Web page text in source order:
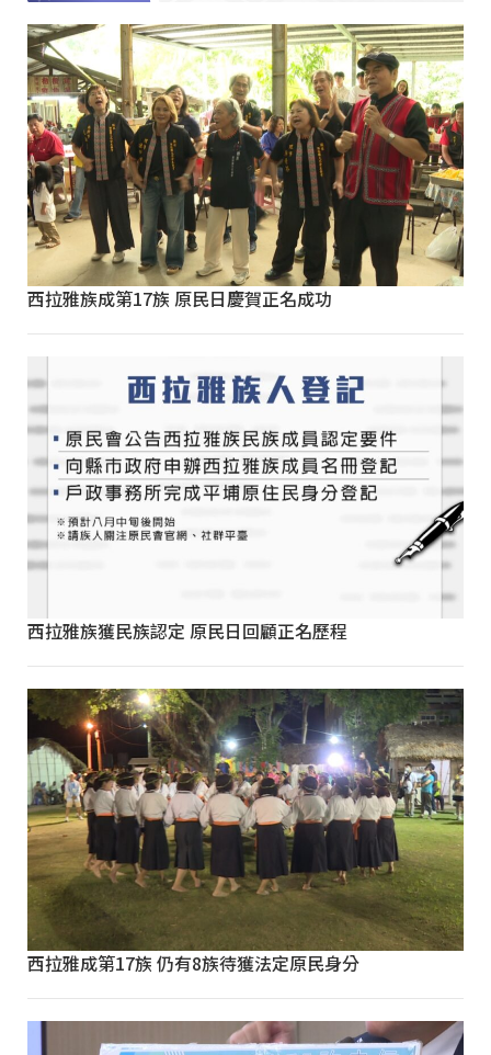
西拉雅族成第17族 原民日慶賀正名成功
西拉雅族獲民族認定 原民日回顧正名歷程
西拉雅成第17族 仍有8族待獲法定原民身分